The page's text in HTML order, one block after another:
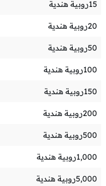
15روبية هندية
20روبية هندية
50روبية هندية
100روبية هندية
150روبية هندية
200روبية هندية
500روبية هندية
1,000روبية هندية
5,000روبية هندية